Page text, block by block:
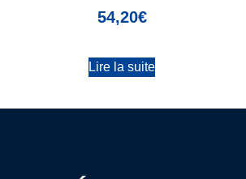
54,20€
Lire la suite